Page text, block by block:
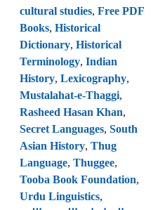
cultural studies, Free PDF
Books, Historical
Dictionary, Historical
Terminology, Indian
History, Lexicography,
Mustalahat-e-Thaggi,
Rasheed Hasan Khan,
Secret Languages, South
Asian History, Thug
Language, Thuggee,
Tooba Book Foundation,
Urdu Linguistics,